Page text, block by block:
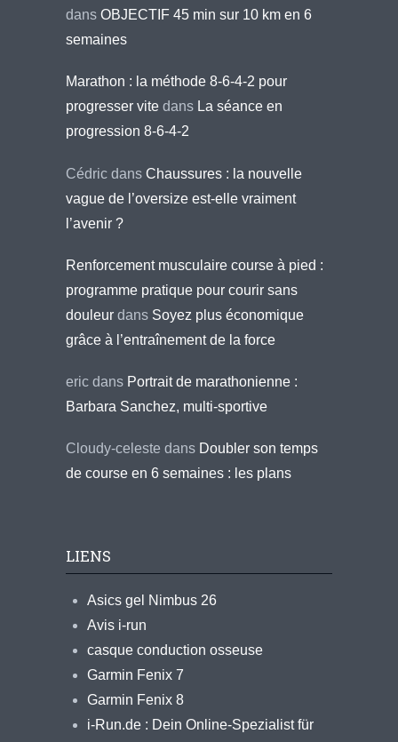
dans OBJECTIF 45 min sur 10 km en 6
semaines
Marathon : la méthode 8-6-4-2 pour
progresser vite dans La séance en
progression 8-6-4-2
Cédric dans Chaussures : la nouvelle
vague de l’oversize est-elle vraiment
l’avenir ?
Renforcement musculaire course à pied :
programme pratique pour courir sans
douleur dans Soyez plus économique
grâce à l’entraînement de la force
eric dans Portrait de marathonienne :
Barbara Sanchez, multi-sportive
Cloudy-celeste dans Doubler son temps
de course en 6 semaines : les plans
LIENS
Asics gel Nimbus 26
Avis i-run
casque conduction osseuse
Garmin Fenix 7
Garmin Fenix 8
i-Run.de : Dein Online-Spezialist für